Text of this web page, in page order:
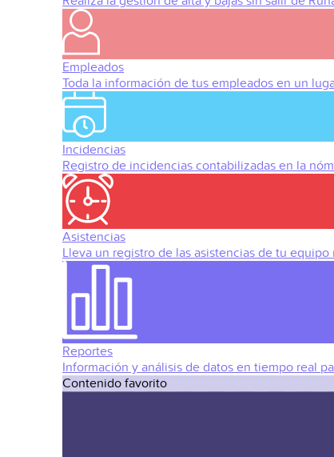
Empleados
Toda la información de tus empleados en un
Incidencias
Registro de incidencias contabilizadas en la
Asistencias
Lleva un registro de las asistencias de tu
Reportes
Información y análisis de datos en tiempo real
Contenido favorito